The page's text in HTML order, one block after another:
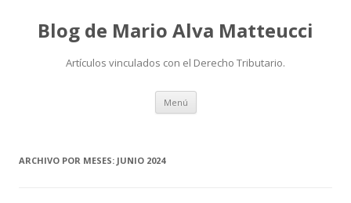
Blog de Mario Alva Matteucci
Artículos vinculados con el Derecho Tributario.
Menú Ir
contenido
ARCHIVO POR MESES: JUNIO 2024